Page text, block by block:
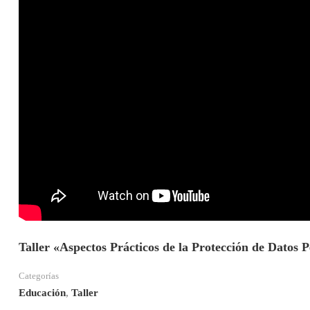
Taller «Aspectos Prácticos de la Protección de Datos
Categorías
Educación, Taller